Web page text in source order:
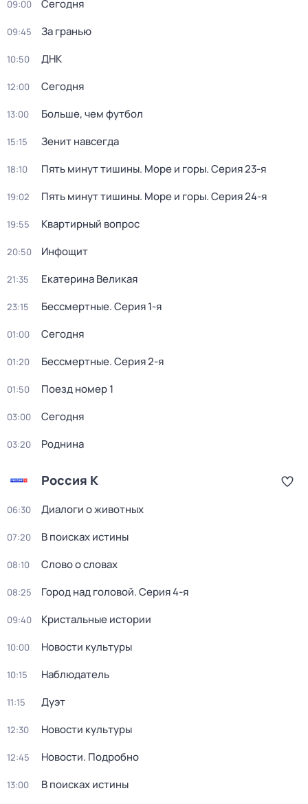
09:00 Сегодня
09:45 За гранью
10:50 ДНК
12:00 Сегодня
13:00 Больше, чем футбол
15:15 Зенит навсегда
18:10 Пять минут тишины. Море и горы. Серия 23-я
19:02 Пять минут тишины. Море и горы. Серия 24-я
19:55 Квартирный вопрос
20:50 Инфощит
21:35 Екатерина Великая
23:15 Бессмертные. Серия 1-я
01:00 Сегодня
01:20 Бессмертные. Серия 2-я
01:50 Поезд номер 1
03:00 Сегодня
03:20 Роднина
Россия К
06:30 Диалоги о животных
07:20 В поисках истины
08:10 Слово о словах
08:25 Город над головой. Серия 4-я
09:40 Кристальные истории
10:00 Новости культуры
10:15 Наблюдатель
11:15 Дуэт
12:30 Новости культуры
12:45 Новости. Подробно
13:00 В поисках истины